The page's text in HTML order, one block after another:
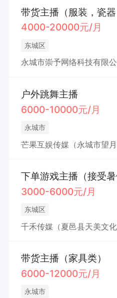
带货主播（服装，瓷器
4000-20000元/月
东城区
永城市崇予网络科技有限公
户外跳舞主播
6000-10000元/月
永城市
下单游戏主播（接受暑
3000-6000元/月
东城区
带货主播（家具类）
6000-12000元/月
永城市